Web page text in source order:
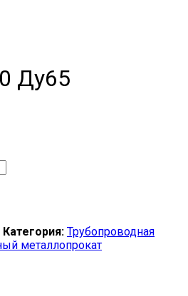
Ду65
Категория: Трубопроводная
металлопрокат